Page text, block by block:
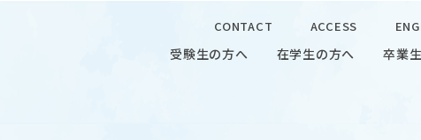
CONTACT ACCESS
受験生の方へ 在学生の方へ 卒業